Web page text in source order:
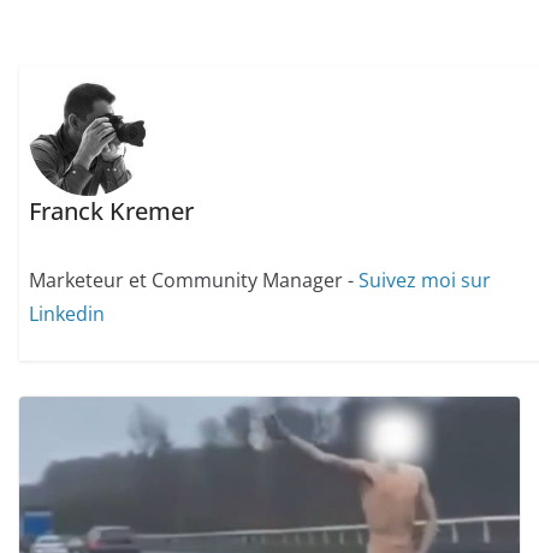
Franck Kremer
Marketeur et Community Manager -Suivez moi sur
Linkedin